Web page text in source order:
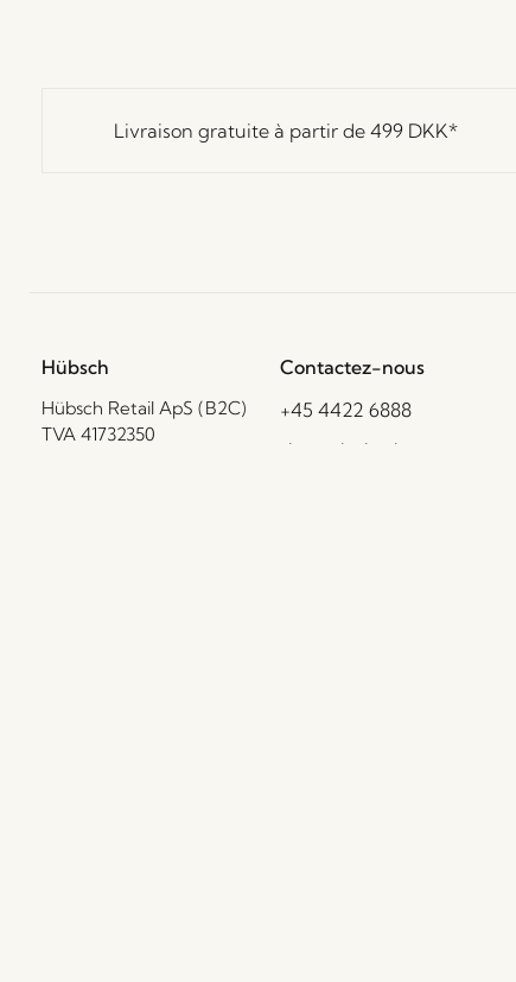
Livraison gratuite à partir de 499 DKK*
Hübsch
Hübsch Retail ApS (B2C)
TVA 41732350
Contactez-nous
+45 4422 6888
shop@hubsch-